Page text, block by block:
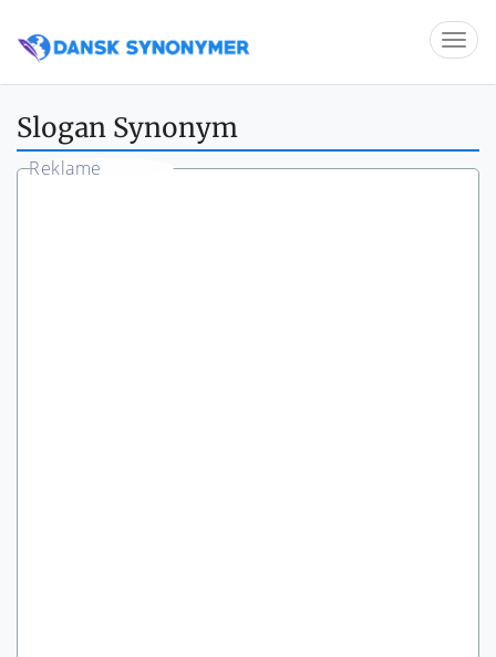
Slogan Synonym